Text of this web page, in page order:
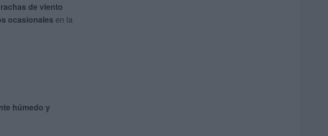
de viento
ocasionales en la
húmedo y